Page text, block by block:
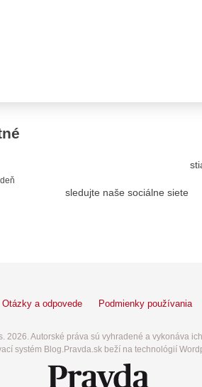
sledujte naše sociálne siete
Otázky a odpovede Podmienky používania
2026. Autorské práva sú vyhradené a vykonáva
systém Blog.Pravda.sk beží na technológií